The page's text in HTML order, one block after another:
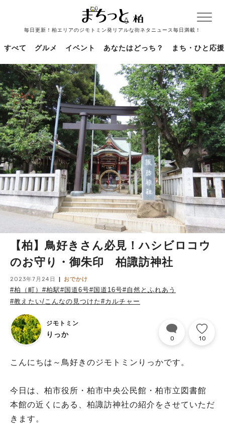
毎日更新！柏エリアのジモトミン発リアルな街ネタニュース毎日満載！
すべて グルメ イベント あなたはどっち？ まち・ひと応援
【柏】鳥好きさん必見！ハシビロコウ
のお守り・御朱印 柏諏訪神社
2023年7月24日 おでかけ
#柏（町） #柏駅#国道6号#国道16号#自然とふれあう
#教えたい/こんなの見つけた#カルチャー
ジモトミン
りっか 0 10
こんにちは～鳥好きのジモトミンりっかです。
今日は、柏市役所・柏市中央公民館・柏市立図書館
本館の近くにある、柏諏訪神社の紹介をさせていただ
きます。